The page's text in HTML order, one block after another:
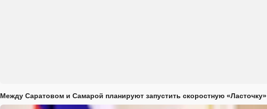
Между Саратовом и Самарой планируют запустить скоростную «Ласточку»